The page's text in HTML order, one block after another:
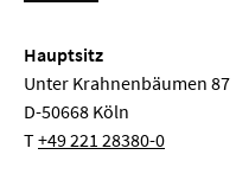
Hauptsitz
Unter Krahnenbäumen 87
D-50668 Köln
T+49 221 28380-0